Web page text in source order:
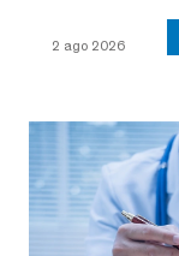
2 ago 2026